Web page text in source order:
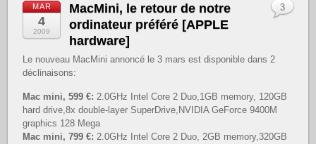
MAR
4
2009
MacMini, le retour de notre
ordinateur préféré [APPLE
hardware]
Le nouveau MacMini annoncé le 3 mars est disponible dans 2
déclinaisons:
Mac mini, 599 €: 2.0GHz Intel Core 2 Duo,1GB memory, 120GB
hard drive,8x double-layer SuperDrive,NVIDIA GeForce 9400M
graphics 128 Mega
Mac mini, 799 €:2.0GHz Intel Core 2 Duo, 2GB memory,320GB
3